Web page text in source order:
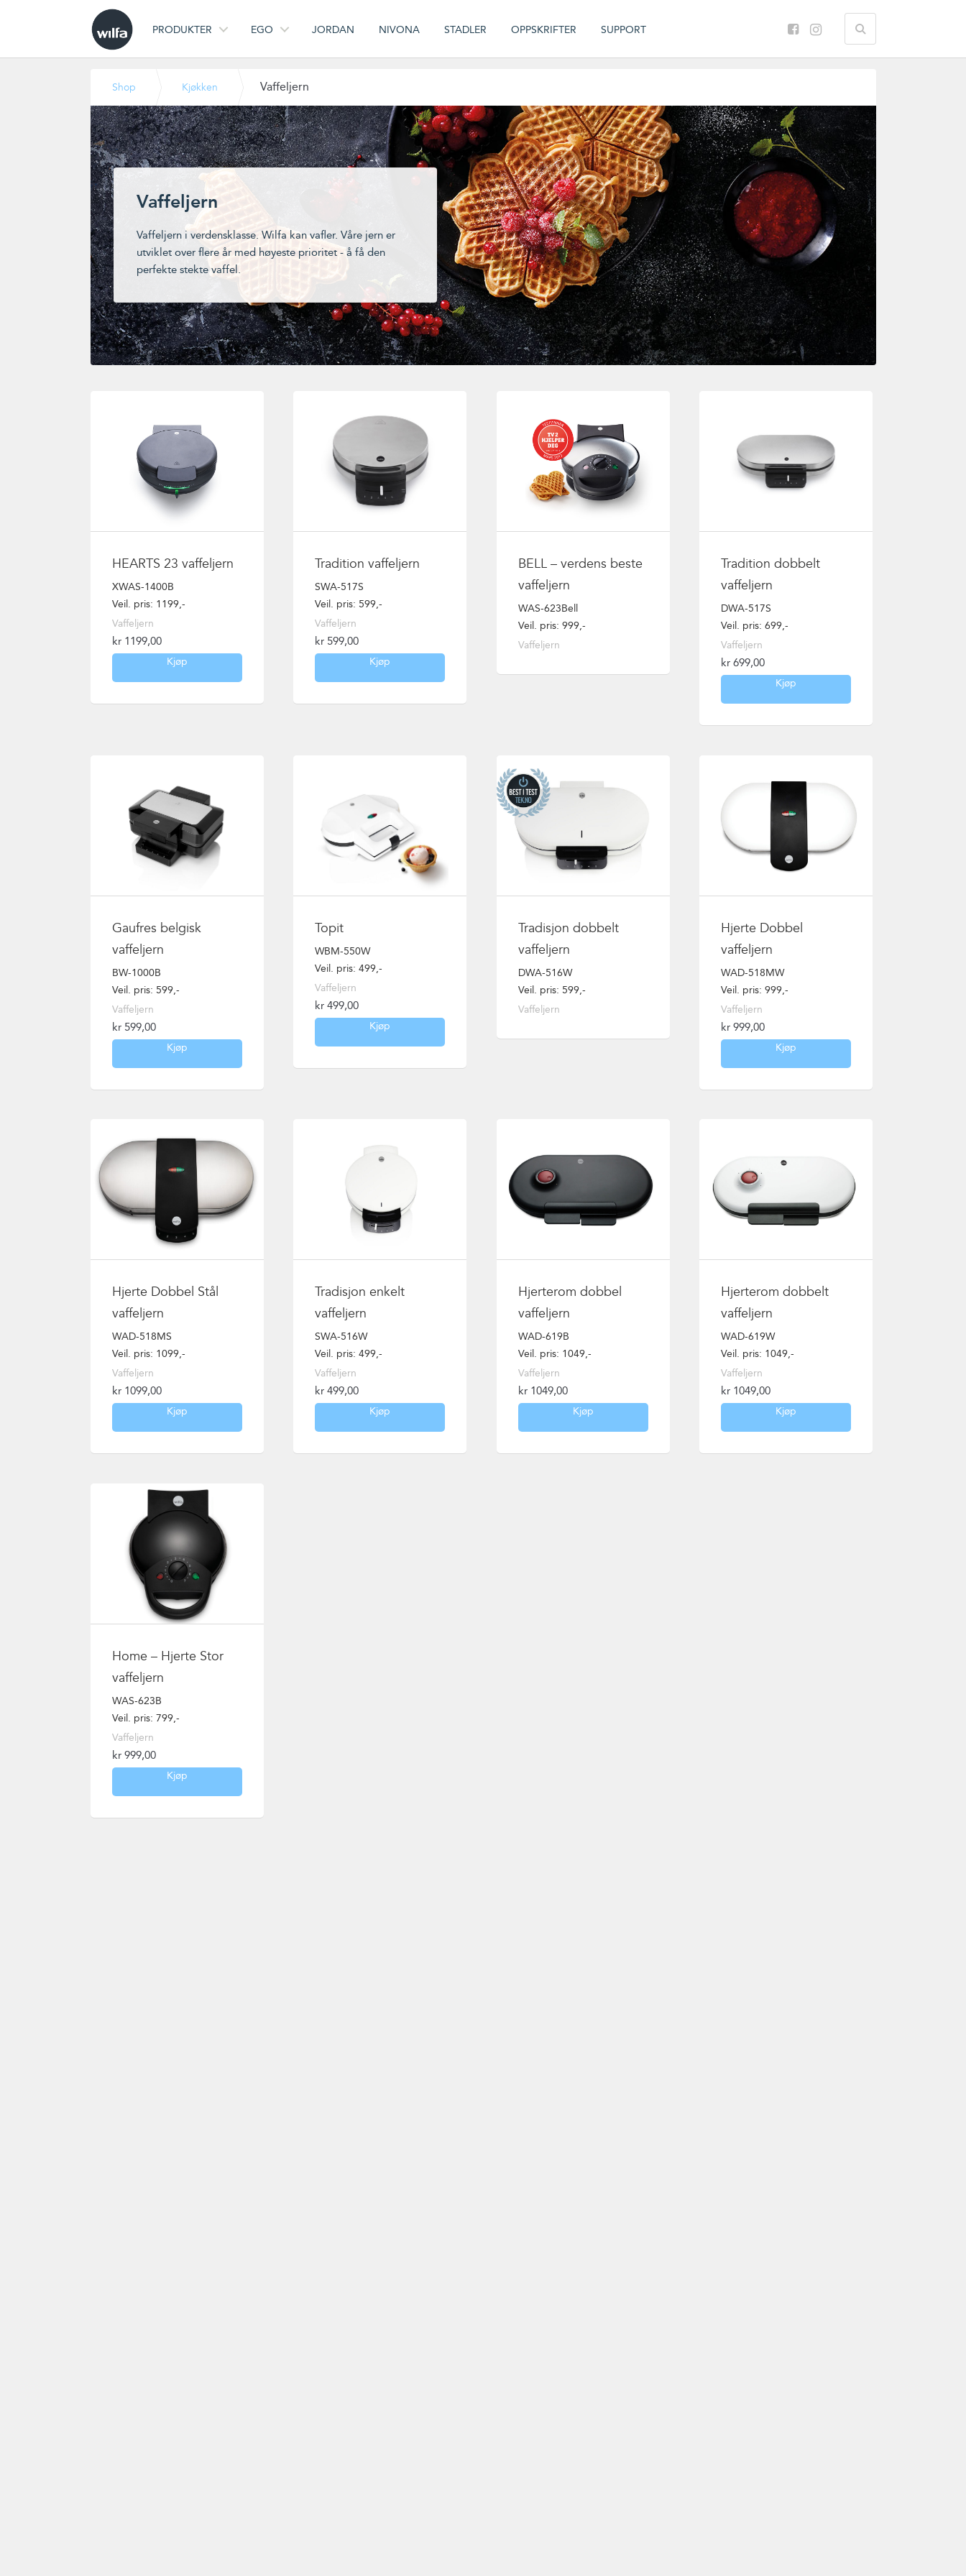
PRODUKTER EGO JORDAN NIVONA STADLER OPPSKRIFTER SUPPORT
Shop Kjøkken Vaffeljern
Vaffeljern
Vaffeljern i verdensklasse. Wilfa kan vafler. Våre jern er
utviklet over flere år med høyeste prioritet - å få den
perfekte stekte vaffel.
HEARTS 23 vaffeljern
XWAS-1400B
Veil. pris: 1199,-
Vaffeljern
kr1199,00
Kjøp
Tradition vaffeljern
SWA-517S
Veil. pris: 599,-
Vaffeljern
kr 599,00
Kjøp
BELL – verdens beste
vaffeljern
WAS-623Bell
Veil. pris: 999,-
Vaffeljern
Tradition dobbelt
vaffeljern
DWA-517S
Veil. pris: 699,-
Vaffeljern
kr 699,00
Kjøp
Gaufres belgisk
vaffeljern
BW-1000B
Veil. pris: 599,-
Vaffeljern
kr599,00
Kjøp
Topit
WBM-550W
Veil. pris: 499,-
Vaffeljern
kr 499,00
Kjøp
Tradisjon dobbelt
vaffeljern
DWA-516W
Veil. pris: 599,-
Vaffeljern
Hjerte Dobbel
vaffeljern
WAD-518MW
Veil. pris: 999,-
Vaffeljern
kr 999,00
Kjøp
Hjerte Dobbel Stål
vaffeljern
WAD-518MS
Veil. pris: 1099,-
Vaffeljern
kr1099,00
Kjøp
Tradisjon enkelt
vaffeljern
SWA-516W
Veil. pris: 499,-
Vaffeljern
kr 499,00
Kjøp
Hjerterom dobbel
vaffeljern
WAD-619B
Veil. pris: 1049,-
Vaffeljern
kr1049,00
Kjøp
Hjerterom dobbelt
vaffeljern
WAD-619W
Veil. pris: 1049,-
Vaffeljern
kr 1049,00
Kjøp
Home – Hjerte Stor
vaffeljern
WAS-623B
Veil. pris: 799,-
Vaffeljern
kr999,00
Kjøp